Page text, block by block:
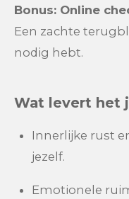
Bonus: Online
Een zachte
nodig hebt.
Wat levert het
Innerlijke rust
jezelf.
Emotionele